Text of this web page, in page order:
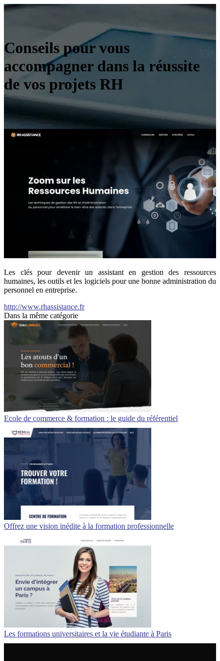
Conseils pour vous
accompagner dans la réussite
de vos projets RH
Les clés pour devenir un assistant en gestion des ressources
humaines, les outils et les logiciels pour une bonne administration du
personnel en entreprise.
http://www.rhassistance.fr
Dans la même catégorie
Ecole de commerce & formation : le guide du référentiel
Offrez une vision inédite à la formation professionnelle
Les formations universitaires et la vie étudiante à Paris